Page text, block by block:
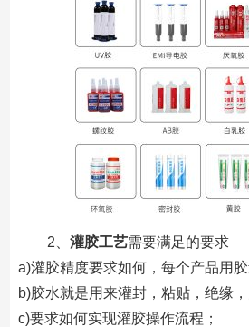
2、 灌胶工艺需要满足的要求
a)灌胶精度要求如何，每个产品用胶
b)胶水就是用来灌封，粘贴，绝缘，
c)要求如何实现灌胶操作流程；